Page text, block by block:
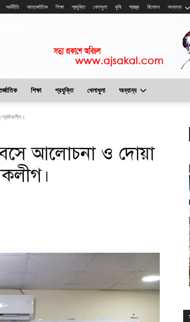
অর্থনীতি আন্তর্জাতিক শিক্ষা প্রযুক্তি খেলাধুলা কৃষি স্বাস্থ্য বিনোদন অন্যান্য
শিক্ষা প্রযুক্তি খেলাধুলা অন্যান্য
শ্রমিকলীগ।
আলোচনা ও দোয়া